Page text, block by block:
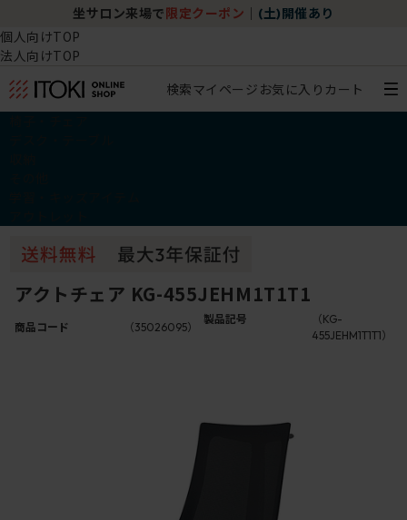
坐サロン来場で 限定クーポン (土)開催あり
個人向けTOP
法人向けTOP
検索マイページ お気に入り カート
アクトチェア KG-455JEHM1T1T1
商品コード （35026095）
製品記号
（KG-
455JEHM1T1T1）